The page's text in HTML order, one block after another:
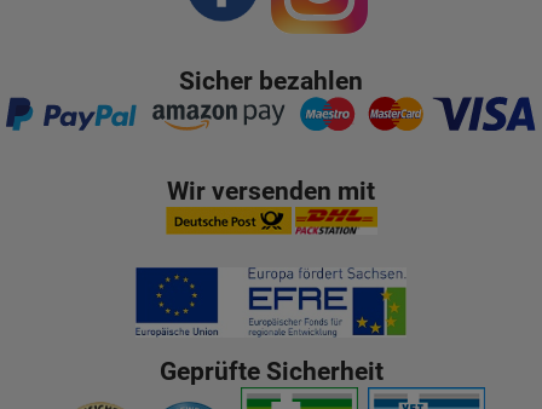
Sicher bezahlen
Wir versenden mit
Geprüfte Sicherheit